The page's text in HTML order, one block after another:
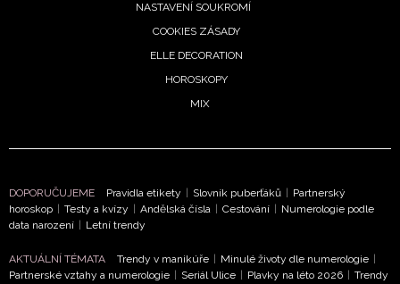
Přihlášením k newsletteru souhlasíte s
- BurdaMedia Extra s.r.o. bude s
Vašimi údaji pracovat zejména k organizaci a
informace od našich partnerů? Pokud souhlasíte se
zpracováním údajů k tomuto účelu podle Zásad ochrany
soukromí BurdaMedia Extra s.r.o.
NASTAVENÍ SOUKROMÍ
COOKIES ZÁSADY
ELLE DECORATION
HOROSKOPY
MIX
DOPORUČUJEME Pravidla etikety Slovník puberťáků
Partnerský
horoskop
Testy a kvízy Andělská čísla Cestování
Numerologie podle
data narození
Letní trendy
AKTUÁLNÍ TÉMATA Trendy v manikúře Minulé životy dle numerologie
Partnerské vztahy a numerologie
Seriál Ulice Plavky na léto 2026
Trendy